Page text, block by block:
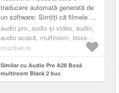
traducere automată generată de
un software: Simțiți că filmele și
melodiile sunt difuzate live în
camera dvs. de zi cu difuzorul
mul...
audio pro, audio și video, audio,
audio acasă, multiroom, boxe
multiroom, black
muziker.ro
Similar cu Audio Pro A28 Boxă
multiroom Black 2 buc